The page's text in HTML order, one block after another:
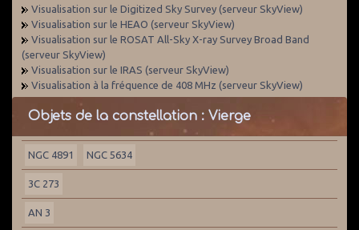
Visualisation sur le Digitized Sky Survey (serveur SkyView)
Visualisation sur le HEAO (serveur SkyView)
Visualisation sur le ROSAT All-Sky X-ray Survey Broad Band
(serveur SkyView)
Visualisation sur le IRAS (serveur SkyView)
Visualisation à la fréquence de 408 MHz (serveur SkyView)
Objets de la constellation : Vierge
NGC 4891 NGC 5634
3C 273
AN 3